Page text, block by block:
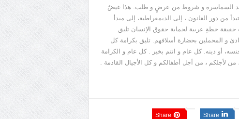
قواعد السماسرة و شروط من عرضٍ و طلب. هذا غيضٌ
دور القانون ، إلى الديمقراطية، إلى مبدأ
حقيقة خطةٍ عربية لحماية حقوق الإنسان تليق
و المحملين بحضارة أسلافهم. تليق بكرامة كل
أو دينه. كل عام و انتم بخير . كل عام و الكرامة
لأجلكم ، من أجل أطفالكم و كل الأجيال القادمة .
Share
Share